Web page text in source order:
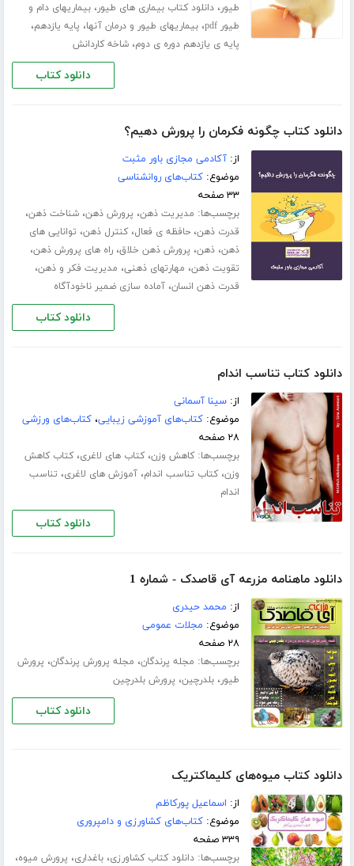
طیور،دانلود کتاب بیماری های طیور،بیماریهای دام و
طیور pdf
،بیماریهای طیور و درمان آنها، پایه یازدهم،
پایه ی یازدهم دوره ی دوم،شاخه کاردانش
دانلود کتاب
دانلود کتاب چگونه فکرمان را پرورش دهیم؟
از:آکادمی مجازی باور مثبت
موضوع:کتاب‌های روانشناسی
۳۳ صفحه
برچسب‌ها: مدیریت ذهن، پرورش ذهن،شناخت ذهن،
قدرت ذهن،حافظه ی فعال،کنترل ذهن، توانایی های
ذهن،ذهن، پرورش ذهن خلاق،راه های پرورش ذهن،
تقویت ذهن، مهارت­های ذهنی، مدیریت فکر و ذهن،
قدرت ذهن انسان،آماده سازی ضمیر ناخودآگاه
دانلود کتاب
دانلود کتاب تناسب اندام
از:سینا آسمانی
موضوع:کتاب‌های آموزشی زیبایی،کتاب‌های ورزشی
۲۸ صفحه
برچسب‌ها:کاهش وزن،کتاب های لاغری،کتاب کاهش
وزن،کتاب تناسب اندام،آموزش های لاغری، تناسب
اندام
دانلود کتاب
دانلود ماهنامه مزرعه آی قاصدک - شماره 1
از: محمد حیدری
موضوع: مجلات عمومی
۲۸ صفحه
برچسب‌ها: مجله پرندگان، مجله پرورش پرندگان، پرورش
طیور،بلدرچین، پرورش بلدرچین
دانلود کتاب
دانلود کتاب میوه‌های کلیماکتریک
از: اسماعیل پورکاظم
موضوع:کتاب‌های کشاورزی و دامپروری
۳۳۹ صفحه
برچسب‌ها:دانلود کتاب کشاورزی،باغداری، پرورش میوه،